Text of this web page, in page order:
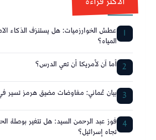
1 عطش الخوارزميات: هل يستنزف الذكاء
المياه؟
2 أما آن لأمريكا أن تعي الدرس؟
3 بيان عُماني: مفاوضات مضيق هرمز تسير في
4 فوز عبد الرحمن السيد: هل تتغير بوصلة
تجاه إسرائيل؟